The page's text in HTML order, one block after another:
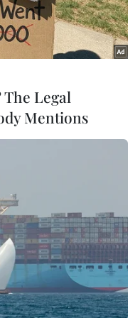
(Ảnh: Trần Việt/TTXVN)
từ nhà đầu tư
bán ròng tới
Legal
Mentions